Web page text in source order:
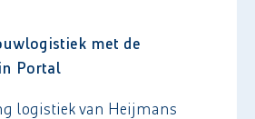
met de
Portal
logistiek van Heijmans